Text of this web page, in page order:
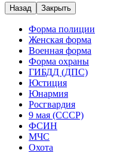
Назад Закрыть
Форма полиции
Женская форма
Военная форма
Форма охраны
ГИБДД (ДПС)
Юстиция
Юнармия
Росгвардия
9 мая (СССР)
ФСИН
МЧС
Охота